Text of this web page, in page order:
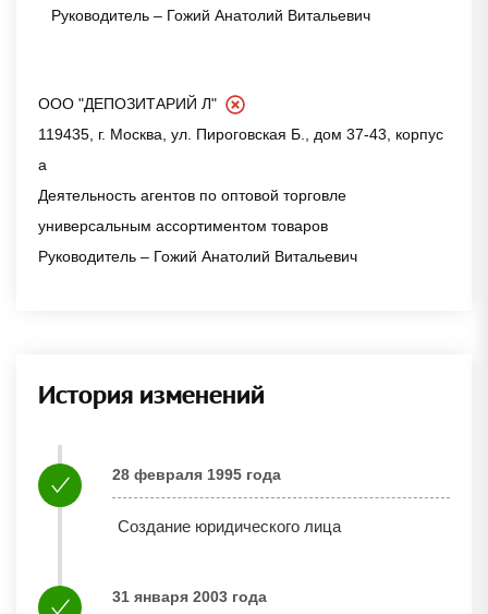
Руководитель – Гожий Анатолий Витальевич
ООО "ДЕПОЗИТАРИЙ Л"
119435, г. Москва, ул. Пироговская Б., дом 37-43, корпус
а
Деятельность агентов по оптовой торговле
универсальным ассортиментом товаров
Руководитель – Гожий Анатолий Витальевич
История изменений
28 февраля 1995 года
Создание юридического лица
31 января 2003 года